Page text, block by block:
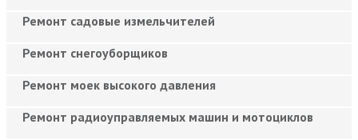
Ремонт садовые измельчителей
Ремонт снегоуборщиков
Ремонт моек высокого давления
Ремонт радиоуправляемых машин и мотоциклов